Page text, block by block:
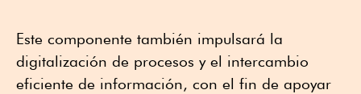
Este componente también impulsará la
digitalización de procesos y el intercambio
eficiente de información, con el fin de apoyar